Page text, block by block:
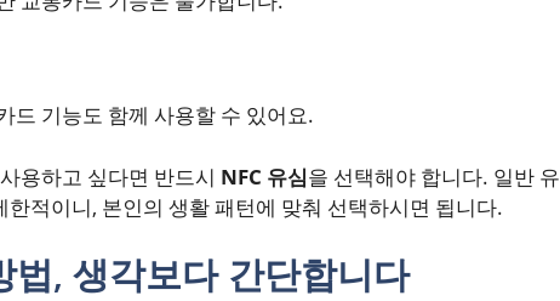
드 기능도 함께 사용할 수 있어요.
용하고 싶다면 반드시 NFC 유심을 선택해야 합니다. 일반 유
적이니, 본인의 생활 패턴에 맞춰 선택하시면 됩니다.
법, 생각보다 간단합니다